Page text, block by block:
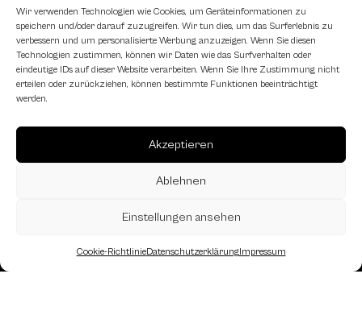
Wir verwenden Technologien wie Cookies, um Geräteinformationen zu
speichern und/oder darauf zuzugreifen. Wir tun dies, um das Surferlebnis zu
verbessern und um personalisierte Werbung anzuzeigen. Wenn Sie diesen
Technologien zustimmen, können wir Daten wie das Surfverhalten oder
eindeutige IDs auf dieser Website verarbeiten. Wenn Sie Ihre Zustimmung nicht
erteilen oder zurückziehen, können bestimmte Funktionen beeinträchtigt
werden.
Akzeptieren
Ablehnen
Einstellungen ansehen
Cookie-RichtlinieDatenschutzerklärungImpressum